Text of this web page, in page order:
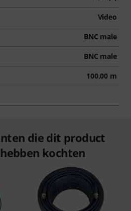
Video
BNC male
BNC male
100,00 m
die dit product
kochten